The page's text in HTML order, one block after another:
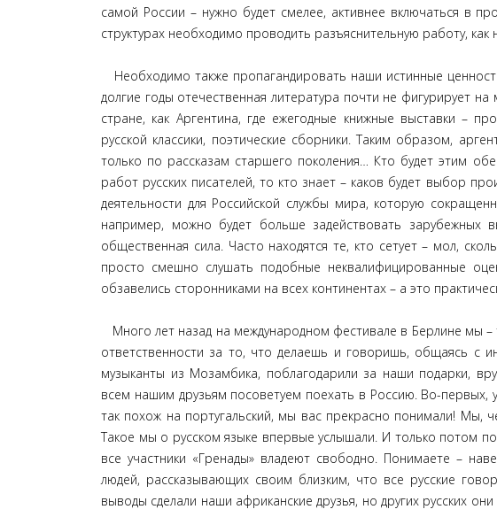
самой России – нужно будет смелее, активнее включаться в
структурах необходимо проводить разъяснительную работу,
Необходимо также пропагандировать наши истинные
долгие годы отечественная литература почти не фигурирует
стране, как Аргентина, где ежегодные книжные выставки –
русской классики, поэтические сборники. Таким образом,
только по рассказам старшего поколения… Кто будет этим
работ русских писателей, то кто знает – каков будет выбор
деятельности для Российской службы мира, которую
например, можно будет больше задействовать
общественная сила. Часто находятся те, кто сетует – мол,
просто смешно слушать подобные неквалифицированные
обзавелись сторонниками на всех континентах – а это
Много лет назад на международном фестивале в Берлине мы –
ответственности за то, что делаешь и говоришь, общаясь с
музыканты из Мозамбика, поблагодарили за наши подарки,
всем нашим друзьям посоветуем поехать в Россию. Во-первых,
так похож на португальский, мы вас прекрасно понимали! Мы,
Такое мы о русском языке впервые услышали. И только потом
все участники «Гренады» владеют свободно. Понимаете –
людей, рассказывающих своим близким, что все русские
выводы сделали наши африканские друзья, но других русских